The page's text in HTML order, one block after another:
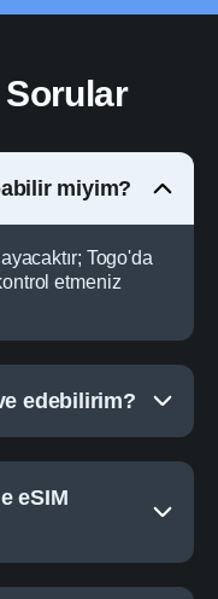
Sorular
miyim?
Togo'da
etmeniz
edebilirim?
eSIM